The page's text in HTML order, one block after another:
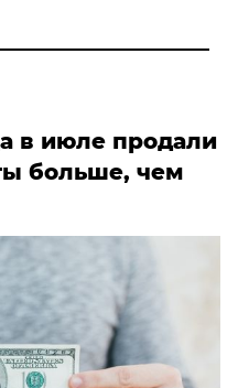
в июле продали
больше, чем